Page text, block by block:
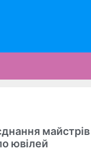
майстрів
ювілей